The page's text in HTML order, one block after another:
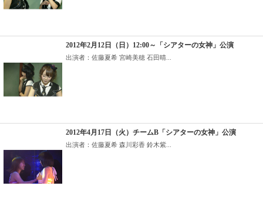
2012年2月12日（日）12:00～「シアターの女神」公演
出演者：佐藤夏希 宮崎美穂 石田晴...
2012年4月17日（火）チームB「シアターの女神」公演
出演者：佐藤夏希 森川彩香 鈴木紫...